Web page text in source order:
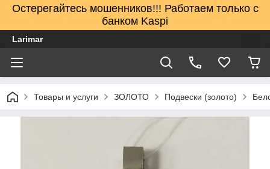
Остерегайтесь мошенников!!! Работаем только с
банком Kaspi
Larimar
Товары и услуги ЗОЛОТО Подвески (золото)